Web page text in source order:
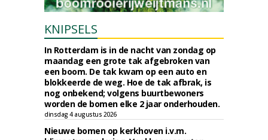
KNIPSELS
In Rotterdam is in de nacht van zondag op
maandag een grote tak afgebroken van
een boom. De tak kwam op een auto en
blokkeerde de weg. Hoe de tak afbrak, is
nog onbekend; volgens buurtbewoners
worden de bomen elke 2 jaar onderhouden.
dinsdag 4 augustus 2026
Nieuwe bomen op kerkhoven i.v.m.